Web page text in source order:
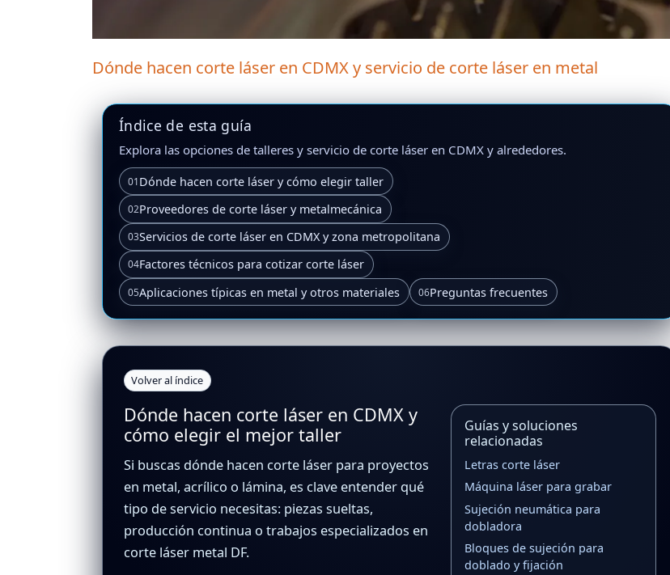
Dónde hacen corte láser en CDMX y servicio de corte láser en metal
Índice de esta guía
Explora las opciones de talleres y servicio de corte láser en CDMX y alrededores.
01Dónde hacen corte láser y cómo elegir taller
02Proveedores de corte láser y metalmecánica
03Servicios de corte láser en CDMX y zona metropolitana
04Factores técnicos para cotizar corte láser
05Aplicaciones típicas en metal y otros materiales 06Preguntas frecuentes
Volver al índice
Dónde hacen corte láser en CDMX y
cómo elegir el mejor taller
Si buscas dónde hacen corte láserpara proyectos
en metal, acrílico o lámina, es clave entender qué
tipo de servicio necesitas: piezas sueltas,
producción continua o trabajos especializados en
corte láser metal DF.
Guías y soluciones
relacionadas
Letras corte láser
Máquina láser para grabar
Sujeción neumática para
dobladora
Bloques de sujeción para
doblado y fijación